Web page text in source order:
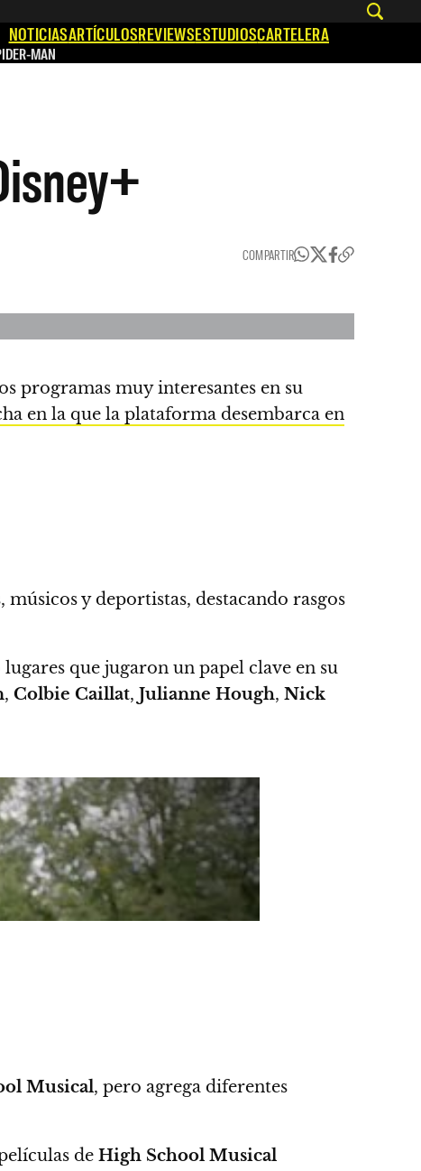
NOTICIASARTÍCULOSREVIEWSESTUDIOSCARTELERA
MAN
COMPARTIR
programas muy interesantes en su
en la que la plataforma desembarca en
y deportistas, destacando rasgos
que jugaron un papel clave en su
, Colbie Caillat, Julianne Hough, Nick
Musical, pero agrega diferentes
de High School Musical